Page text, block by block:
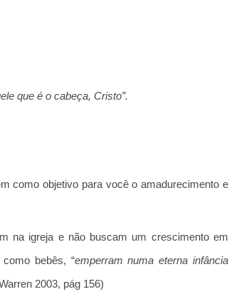
que é o cabeça, Cristo”.
como objetivo para você o amadurecimento e
na igreja e não buscam um crescimento em
bebês, “emperram numa eterna infância
2003, pág 156)